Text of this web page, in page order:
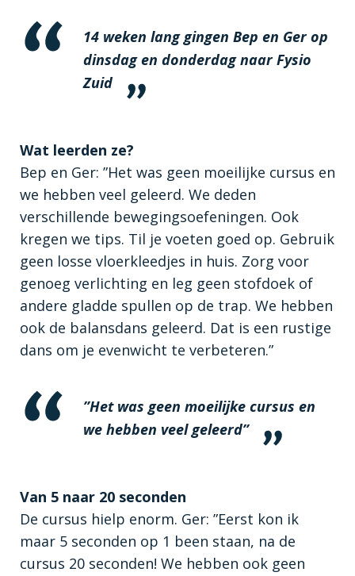
14 weken lang gingen Bep en Ger op
dinsdag en donderdag naar Fysio
Zuid
Wat leerden ze?
Bep en Ger: ”Het was geen moeilijke cursus en
we hebben veel geleerd. We deden
verschillende bewegingsoefeningen. Ook
kregen we tips. Til je voeten goed op. Gebruik
geen losse vloerkleedjes in huis. Zorg voor
genoeg verlichting en leg geen stofdoek of
andere gladde spullen op de trap. We hebben
ook de balansdans geleerd. Dat is een rustige
dans om je evenwicht te verbeteren.”
”Het was geen moeilijke cursus en
we hebben veel geleerd”
Van 5 naar 20 seconden
De cursus hielp enorm. Ger: ”Eerst kon ik
maar 5 seconden op 1 been staan, na de
cursus 20 seconden! We hebben ook geen